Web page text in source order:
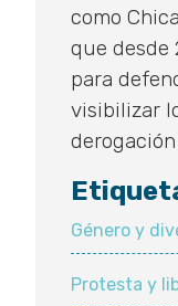
como
que desde
para
visibilizar
Género y
Protesta y